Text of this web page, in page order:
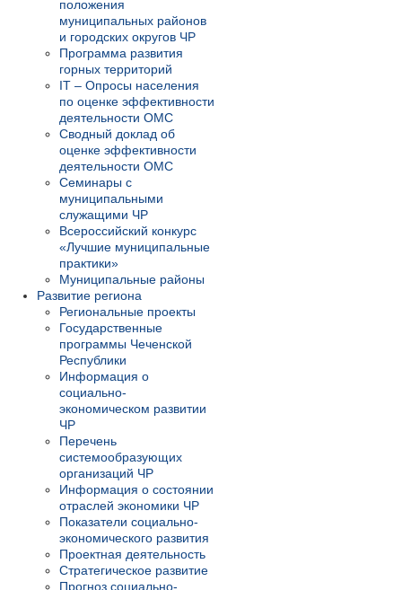
положения
муниципальных районов
и городских округов ЧР
Программа развития
горных территорий
IT – Опросы населения
по оценке эффективности
деятельности ОМС
Сводный доклад об
оценке эффективности
деятельности ОМС
Семинары с
муниципальными
служащими ЧР
Всероссийский конкурс
«Лучшие муниципальные
практики»
Муниципальные районы
Развитие региона
Региональные проекты
Государственные
программы Чеченской
Республики
Информация о
социально-
экономическом развитии
ЧР
Перечень
системообразующих
организаций ЧР
Информация о состоянии
отраслей экономики ЧР
Показатели социально-
экономического развития
Проектная деятельность
Стратегическое развитие
Прогноз социально-